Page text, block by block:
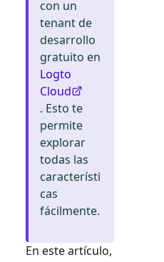
con un
tenant de
desarrollo
gratuito en
Logto
Cloud
. Esto te
permite
explorar
todas las
característi
cas
fácilmente.
En este artículo,